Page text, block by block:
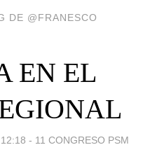
DE @FRANESCO
EN EL
- 11 CONGRESO PSM